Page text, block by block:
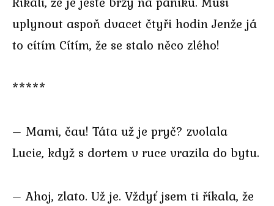
uplynout aspoň dvacet čtyři hodin Jenže já
to cítím Cítím, že se stalo něco zlého!
*****
– Mami, čau! Táta už je pryč? zvolala
Lucie, když s dortem v ruce vrazila do bytu.
– Ahoj, zlato. Už je. Vždyť jsem ti říkala, že